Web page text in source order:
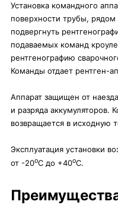
Установка командного
поверхности трубы,
подвергнуть
подаваемых команд
рентгенографию
Команды отдает рентген-
Аппарат защищен от
и разряда аккумуляторов.
возвращается в исходную
Эксплуатация установки
от -20оС до +40оС.